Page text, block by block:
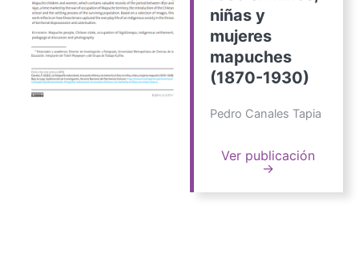
niñas y
mujeres
mapuches
(1870-1930)
Pedro Canales Tapia
Ver publicación
→